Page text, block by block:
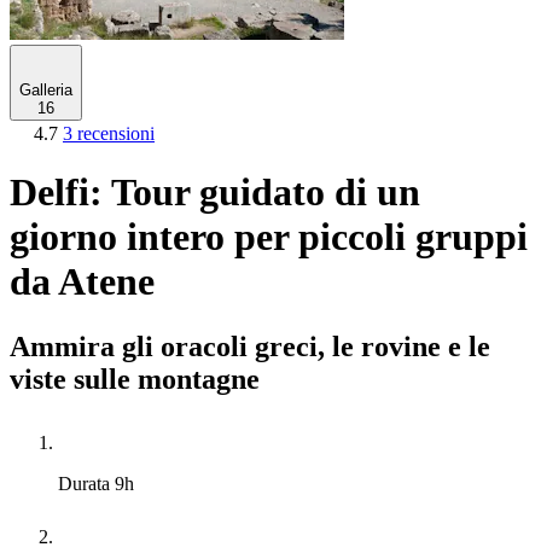
Galleria
16
4.7 3 recensioni
Delfi: Tour guidato di un
giorno intero per piccoli gruppi
da Atene
Ammira gli oracoli greci, le rovine e le
viste sulle montagne
Durata 9h